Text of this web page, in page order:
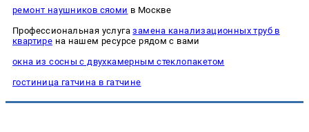
ремонт наушников сяоми в Москве
Профессиональная услугазамена канализационных труб в
квартире на нашем ресурсе рядом с вами
окна из сосны с двухкамерным стеклопакетом
гостиница гатчина в гатчине